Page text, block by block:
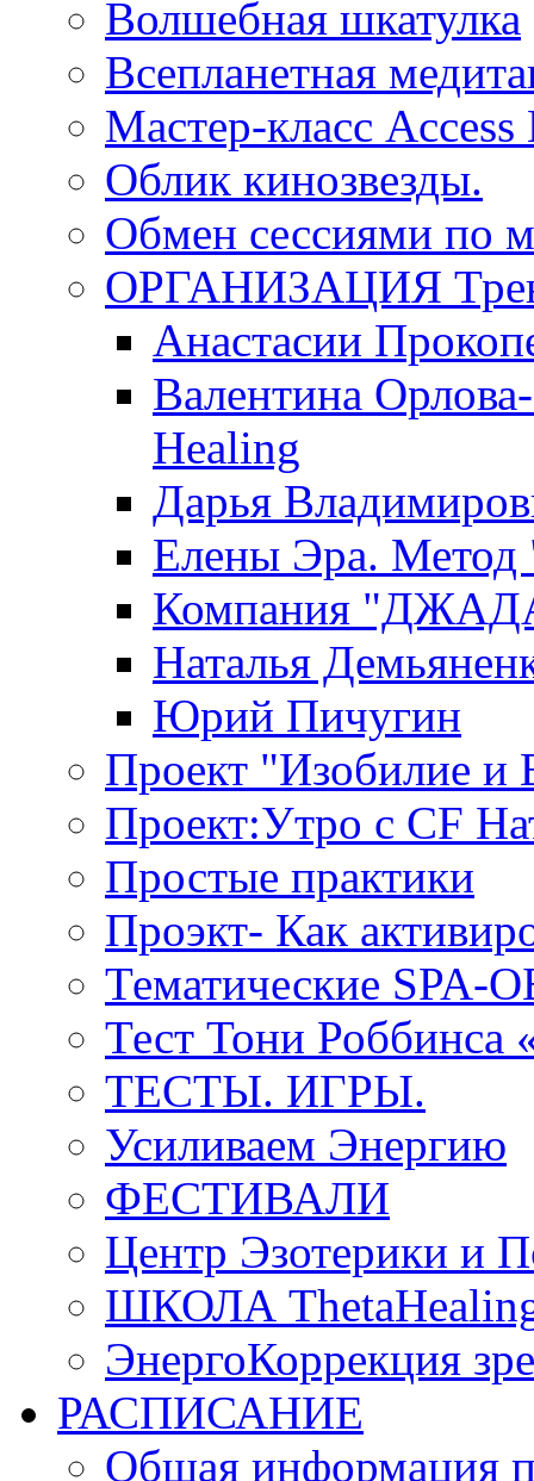
Волшебная шкатулка
Всепланетная
Мастер-класс
Облик кинозвезды.
Обмен сессиями по
ОРГАНИЗАЦИЯ
Анастасии
Валентина
Healing
Дарья
Елены Эра.
Компания
Наталья
Юрий Пичугин
Проект "Изобилие и
Проект:Утро с CF
Простые практики
Проэкт- Как
Тематические
Тест Тони Роббинса
ТЕСТЫ. ИГРЫ.
Усиливаем Энергию
ФЕСТИВАЛИ
Центр Эзотерики и
ШКОЛА
ЭнергоКоррекция
РАСПИСАНИЕ
Общая информация